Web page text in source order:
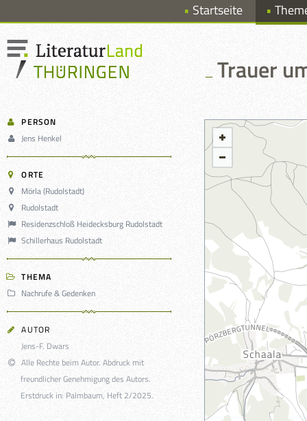
Startseite
Trauer
PERSON
Jens Henkel
ORTE
Mörla (Rudolstadt)
Rudolstadt
Residenzschloß Heidecksburg Rudolstadt
Schillerhaus Rudolstadt
THEMA
Nachrufe & Gedenken
AUTOR
Jens-F. Dwars
Alle Rechte beim Autor. Abdruck mit
freundlicher Genehmigung des Autors.
Erstdruck in: Palmbaum, Heft 2/2025.